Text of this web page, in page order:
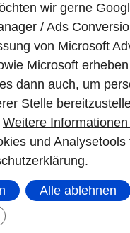
wir gerne
/ Ads
von Micro­soft
Micro­soft
dann auch, um
Stelle
Wei­tere
und Ana­lyse­tools
Alle ablehnen